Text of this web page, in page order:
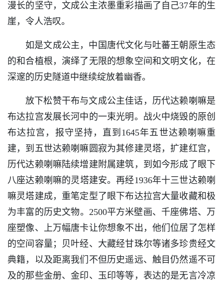
漫长的坚守，文成公主浓墨重彩描画了自己37年的生
崖，令人浩叹。
如是文成公主，中国唐代文化与吐蕃王朝原生态
的和合植根，演绎了无限的想象空间和文明文化，在
深邃的历史隧道中继续绽放着幽香。
放下松赞干布与文成公主佳话，历代达赖喇嘛是
布达拉宫发展长河中的一束光明。战火中烧毁的原创
布达拉宫，报守坚持，直到1645年五世达赖喇嘛重
建，到五世达赖喇嘛圆寂为其修建灵塔，扩建红宫，
历代达赖喇嘛陆续增建附属建筑，到如今形成了眼下
八座达赖喇嘛的灵塔建安。再经1936年十三世达赖喇
嘛灵塔建成，重笔定型了眼下布达拉宫大量收藏和极
为丰富的历史文物。2500平方米壁画、千座佛塔、万
座塑像、上万幅唐卡让你想象不出，他们位居了怎样
的空间容量；贝叶经、大藏经甘珠尔等诸多珍贵经文
典籍，以及距离我们不但历史遥远、触目仍然遥不可
及的那些金册、金印、玉印等等，表达的是无言冷凉